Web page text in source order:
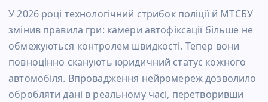
У 2026 році технологічний стрибок поліції й МТСБУ
змінив правила гри: камери автофіксації більше не
обмежуються контролем швидкості. Тепер вони
повноцінно сканують юридичний статус кожного
автомобіля. Впровадження нейромереж дозволило
обробляти дані в реальному часі, перетворивши